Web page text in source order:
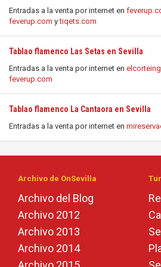
Entradas a la venta por internet en
feverup.com ytiqets.com
Tablao flamenco Las Setas en Sevilla
Entradas a la venta por internet en
feverup.com
Tablao flamenco La Cantaora en Sevilla
Entradas a la venta por internet en
Archivo de OnSevilla
Archivo del Blog
Archivo 2012
Archivo 2013
Archivo 2014